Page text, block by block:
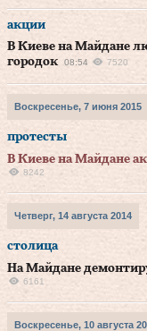
акции
В Киеве на Майдане
городок
08:54 7520
Воскресенье, 7 июня 2015
протесты
В Киеве на Майдане
8242
Четверг, 14 августа 2014
столица
На Майдане
6161
Воскресенье, 10 августа